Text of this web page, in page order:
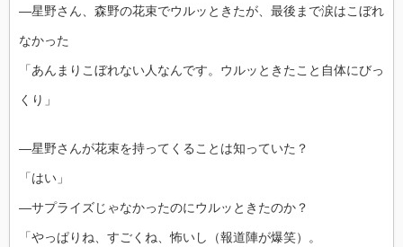
―星野さん、森野の花束でウルッときたが、最後まで涙はこぼれ
なかった
「あんまりこぼれない人なんです。ウルッときたこと自体にびっ
くり」
―星野さんが花束を持ってくることは知っていた？
「はい」
―サプライズじゃなかったのにウルッときたのか？
「やっぱりね、すごくね、怖いし（報道陣が爆笑）。